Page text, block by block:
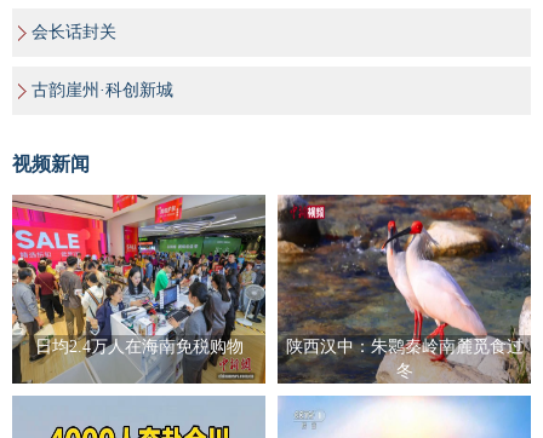
会长话封关
古韵崖州·科创新城
视频新闻
日均2.4万人在海南免税购物
陕西汉中：朱鹮秦岭南麓觅食过
冬